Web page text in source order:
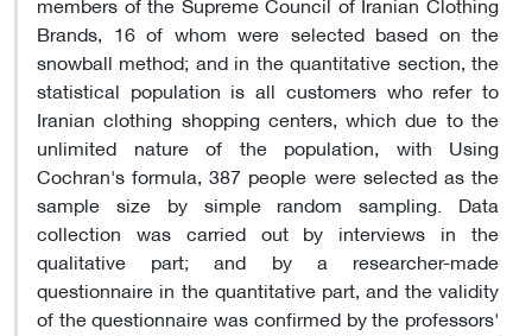
Brands, 16 of whom were selected based on the
snowball method; and in the quantitative section, the
statistical population is all customers who refer to
Iranian clothing shopping centers, which due to the
unlimited nature of the population, with Using
Cochran's formula, 387 people were selected as the
sample size by simple random sampling. Data
collection was carried out by interviews in the
qualitative part; and by a researcher-made
questionnaire in the quantitative part, and the validity
of the questionnaire was confirmed by the professors'